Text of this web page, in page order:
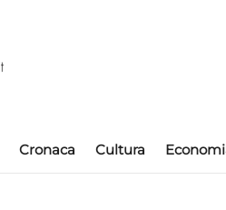
Cronaca Cultura